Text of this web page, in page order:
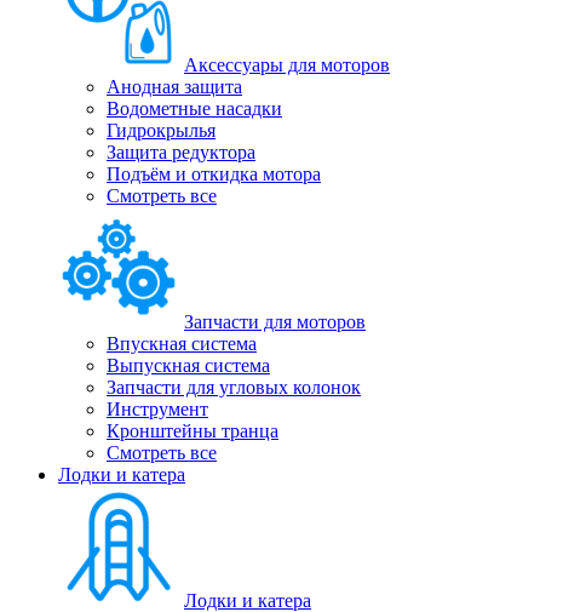
Аксессуары для моторов
Анодная защита
Водометные насадки
Гидрокрылья
Защита редуктора
Подъём и откидка мотора
Смотреть все
Запчасти для моторов
Впускная система
Выпускная система
Запчасти для угловых колонок
Инструмент
Кронштейны транца
Смотреть все
Лодки и катера
Лодки и катера